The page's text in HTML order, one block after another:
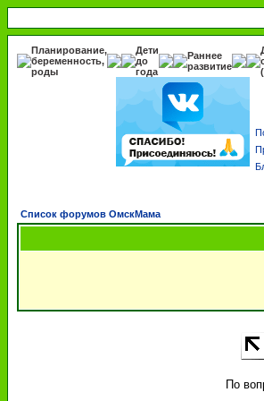
Планирование,
беременность,
роды
Дети
до
года
Раннее
развитие
Список форумов ОмскМама
По